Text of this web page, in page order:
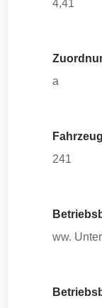
4,41
a
241
ww.